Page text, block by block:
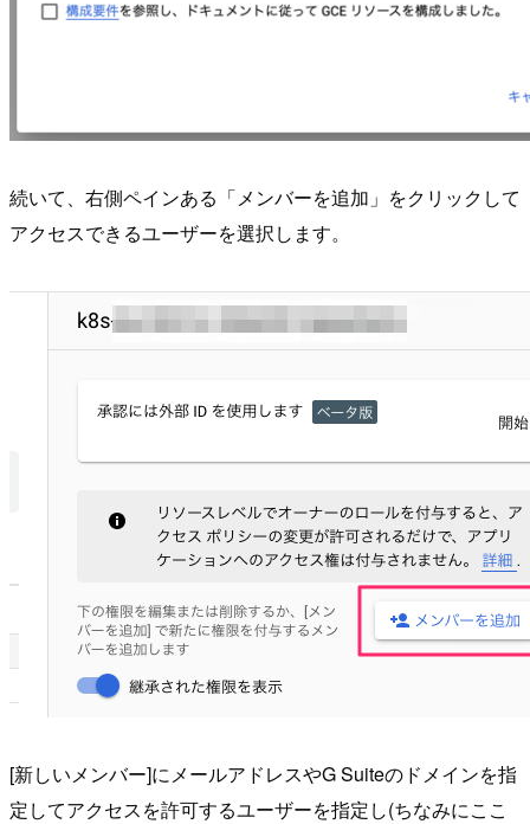
続いて、右側ペインある「メンバーを追加」をクリックして
アクセスできるユーザーを選択します。
[新しいメンバー]にメールアドレスやG Suiteのドメインを指
定してアクセスを許可するユーザーを指定し(ちなみにここ